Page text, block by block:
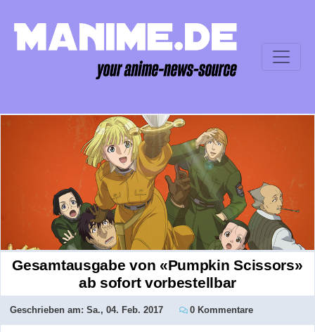
Gesamtausgabe von «Pumpkin Scissors»
ab sofort vorbestellbar
Geschrieben am: Sa., 04. Feb. 2017 0 Kommentare